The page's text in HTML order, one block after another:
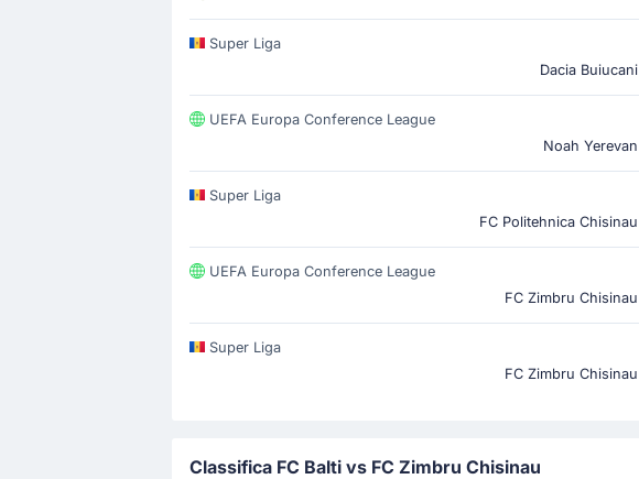
Super Liga
Dacia Buiucani
UEFA Europa Conference League
Noah Yerevan
Super Liga
FC Politehnica Chisinau
UEFA Europa Conference League
FC Zimbru Chisinau
Super Liga
FC Zimbru Chisinau
Classifica FC Balti vs FC Zimbru Chisinau